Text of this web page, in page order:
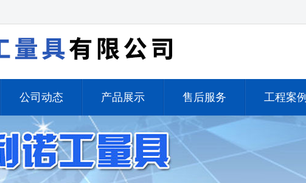
公司动态 产品展示 售后服务 工程案例